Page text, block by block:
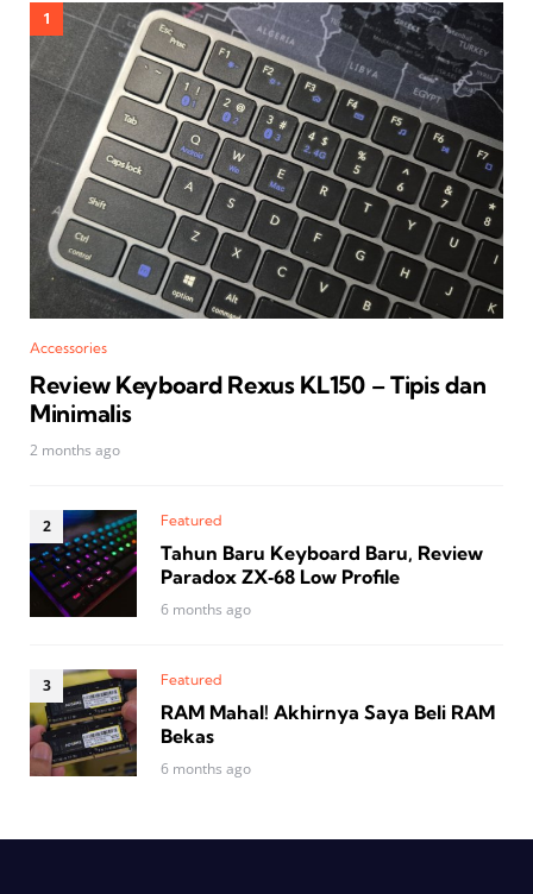
Accessories
Review Keyboard Rexus KL150 – Tipis dan
Minimalis
2 months ago
Featured
Tahun Baru Keyboard Baru, Review
Paradox ZX‑68 Low Profile
6 months ago
Featured
RAM Mahal! Akhirnya Saya Beli RAM
Bekas
6 months ago